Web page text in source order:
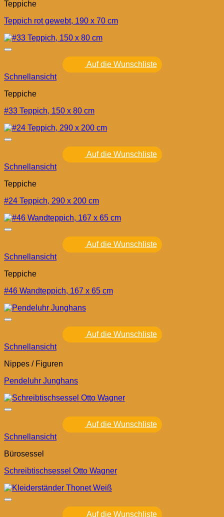
Teppiche
Teppich rot gewebt, 190 x 70 cm
Auf die Wunschliste
Schnellansicht
Teppiche
#33 Teppich, 150 x 80 cm
Auf die Wunschliste
Schnellansicht
Teppiche
#24 Teppich, 290 x 200 cm
Auf die Wunschliste
Schnellansicht
Teppiche
#46 Wandteppich, 167 x 65 cm
Auf die Wunschliste
Schnellansicht
Nippes / Figuren
Pendeluhr Junghans
Auf die Wunschliste
Schnellansicht
Bürosessel
Schreibtischsessel Otto Wagner
Auf die Wunschliste